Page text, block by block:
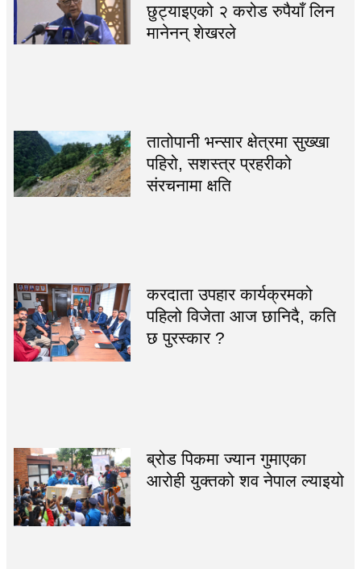
छुट्याइएको २ करोड रुपैयाँ लिन
मानेनन् शेखरले
तातोपानी भन्सार क्षेत्रमा सुख्खा
पहिरो, सशस्त्र प्रहरीको
संरचनामा क्षति
करदाता उपहार कार्यक्रमको
पहिलो विजेता आज छानिदै, कति
छ पुरस्कार ?
ब्रोड पिकमा ज्यान गुमाएका
आरोही युक्तको शव नेपाल ल्याइयो